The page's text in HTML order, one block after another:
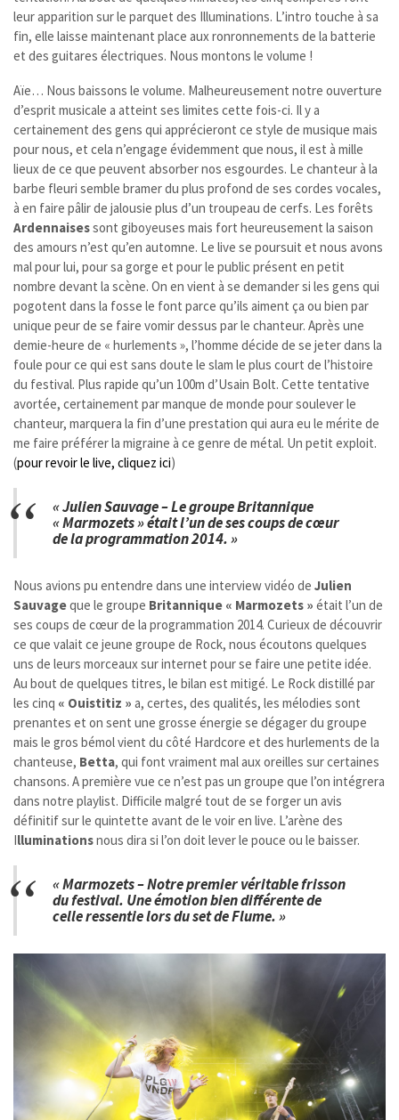
leur apparition sur le parquet des Illuminations. L’intro touche à sa
fin, elle laisse maintenant place aux ronronnements de la batterie
et des guitares électriques. Nous montons le volume !
Aïe… Nous baissons le volume. Malheureusement notre ouverture
d’esprit musicale a atteint ses limites cette fois-ci. Il y a
certainement des gens qui apprécieront ce style de musique mais
pour nous, et cela n’engage évidemment que nous, il est à mille
lieux de ce que peuvent absorber nos esgourdes. Le chanteur à la
barbe fleuri semble bramer du plus profond de ses cordes vocales,
à en faire pâlir de jalousie plus d’un troupeau de cerfs. Les forêts
Ardennaisessont giboyeuses mais fort heureusement la saison
des amours n’est qu’en automne. Le live se poursuit et nous avons
mal pour lui, pour sa gorge et pour le public présent en petit
nombre devant la scène. On en vient à se demander si les gens qui
pogotent dans la fosse le font parce qu’ils aiment ça ou bien par
unique peur de se faire vomir dessus par le chanteur. Après une
demie-heure de « hurlements », l’homme décide de se jeter dans la
foule pour ce qui est sans doute le slam le plus court de l’histoire
du festival. Plus rapide qu’un 100m d’Usain Bolt. Cette tentative
avortée, certainement par manque de monde pour soulever le
chanteur, marquera la fin d’une prestation qui aura eu le mérite de
me faire préférer la migraine à ce genre de métal. Un petit exploit.
(pour revoir le live, cliquez ici)
« Julien Sauvage – Le groupe Britannique
« Marmozets » était l’un de ses coups de cœur
de la programmation 2014. »
Nous avions pu entendre dans une interview vidéo de Julien
Sauvageque le groupe Britannique « Marmozets » était l’un de
ses coups de cœur de la programmation 2014. Curieux de découvrir
ce que valait ce jeune groupe de Rock, nous écoutons quelques
uns de leurs morceaux sur internet pour se faire une petite idée.
Au bout de quelques titres, le bilan est mitigé. Le Rock distillé par
les cinq « Ouistitiz » a, certes, des qualités, les mélodies sont
prenantes et on sent une grosse énergie se dégager du groupe
mais le gros bémol vient du côté Hardcore et des hurlements de la
chanteuse, Betta, qui font vraiment mal aux oreilles sur certaines
chansons. A première vue ce n’est pas un groupe que l’on intégrera
dans notre playlist. Difficile malgré tout de se forger un avis
définitif sur le quintette avant de le voir en live. L’arène des
Illuminationsnous dira si l’on doit lever le pouce ou le baisser.
« Marmozets – Notre premier véritable frisson
du festival. Une émotion bien différente de
celle ressentie lors du set de Flume. »